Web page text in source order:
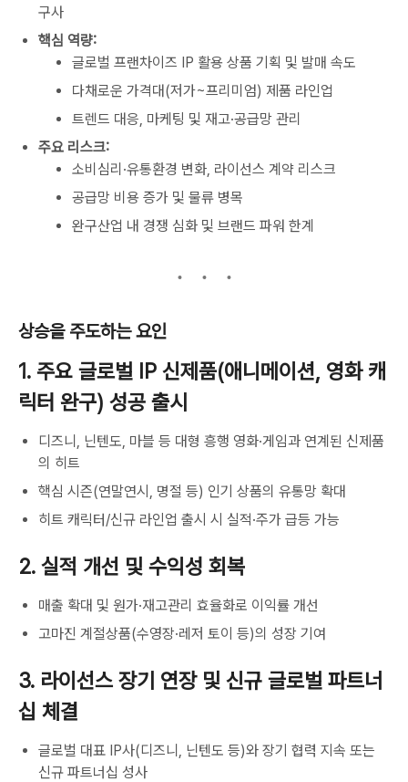
구사
핵심 역량:
글로벌 프랜차이즈 IP 활용 상품 기획 및 발매 속도
다채로운 가격대(저가~프리미엄) 제품 라인업
트렌드 대응, 마케팅 및 재고·공급망 관리
주요 리스크:
소비심리·유통환경 변화, 라이선스 계약 리스크
공급망 비용 증가 및 물류 병목
완구산업 내 경쟁 심화 및 브랜드 파워 한계
상승을 주도하는 요인
1. 주요 글로벌 IP 신제품(애니메이션, 영화 캐
릭터 완구) 성공 출시
디즈니, 닌텐도, 마블 등 대형 흥행 영화·게임과 연계된 신제품
의 히트
핵심 시즌(연말연시, 명절 등) 인기 상품의 유통망 확대
히트 캐릭터/신규 라인업 출시 시 실적·주가 급등 가능
2. 실적 개선 및 수익성 회복
매출 확대 및 원가·재고관리 효율화로 이익률 개선
고마진 계절상품(수영장·레저 토이 등)의 성장 기여
3. 라이선스 장기 연장 및 신규 글로벌 파트너
십 체결
글로벌 대표 IP사(디즈니, 닌텐도 등)와 장기 협력 지속 또는
신규 파트너십 성사